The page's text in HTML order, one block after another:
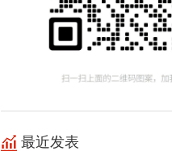
最近发表